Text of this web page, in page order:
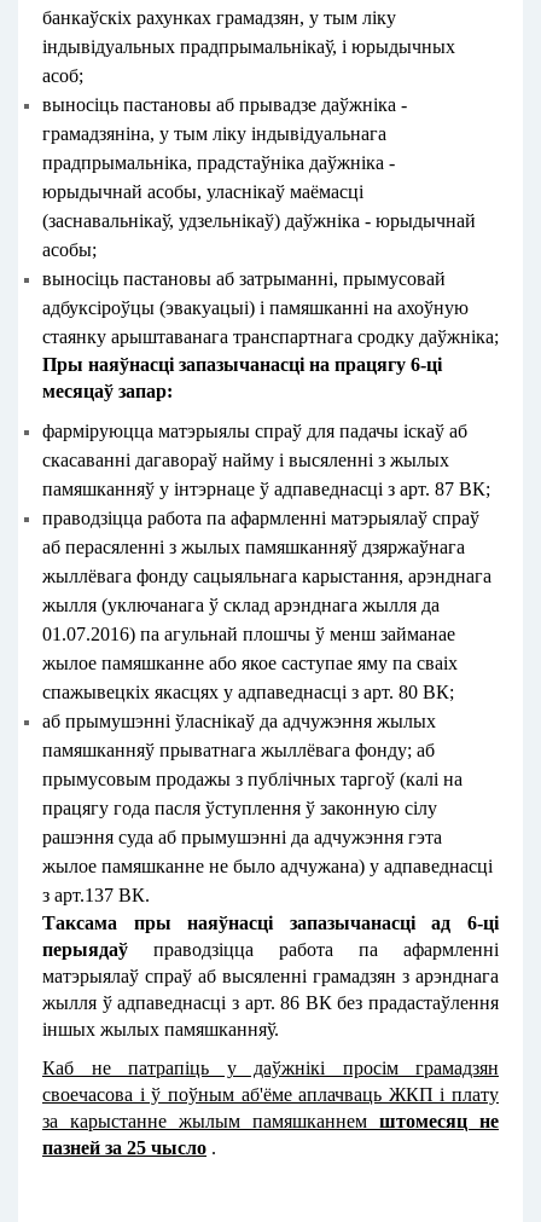
банкаўскіх рахунках грамадзян, у тым ліку
індывідуальных прадпрымальнікаў, і юрыдычных
асоб;
выносіць пастановы аб прывадзе даўжніка -
грамадзяніна, у тым ліку індывідуальнага
прадпрымальніка, прадстаўніка даўжніка -
юрыдычнай асобы, уласнікаў маёмасці
(заснавальнікаў, удзельнікаў) даўжніка - юрыдычнай
асобы;
выносіць пастановы аб затрыманні, прымусовай
адбуксіроўцы (эвакуацыі) і памяшканні на ахоўную
стаянку арыштаванага транспартнага сродку даўжніка;
Пры наяўнасці запазычанасці на працягу 6-ці
месяцаў запар:
фарміруюцца матэрыялы спраў для падачы іскаў аб
скасаванні дагавораў найму і высяленні з жылых
памяшканняў у інтэрнаце ў адпаведнасці з арт. 87 ВК;
праводзіцца работа па афармленні матэрыялаў спраў
аб перасяленні з жылых памяшканняў дзяржаўнага
жыллёвага фонду сацыяльнага карыстання, арэнднага
жылля (уключанага ў склад арэнднага жылля да
01.07.2016) па агульнай плошчы ў менш займанае
жылое памяшканне або якое саступае яму па сваіх
спажывецкіх якасцях у адпаведнасці з арт. 80 ВК;
аб прымушэнні ўласнікаў да адчужэння жылых
памяшканняў прыватнага жыллёвага фонду; аб
прымусовым продажы з публічных таргоў (калі на
працягу года пасля ўступлення ў законную сілу
рашэння суда аб прымушэнні да адчужэння гэта
жылое памяшканне не было адчужана) у адпаведнасці
з арт.137 ВК.
Таксама пры наяўнасці запазычанасці ад 6-ці
перыядаў праводзіцца работа па афармленні
матэрыялаў спраў аб высяленні грамадзян з арэнднага
жылля ў адпаведнасці з арт. 86 ВК без прадастаўлення
іншых жылых памяшканняў.
Каб не патрапіць у даўжнікі просім грамадзян
своечасова і ў поўным аб'ёме аплачваць ЖКП і плату
за карыстанне жылым памяшканнем штомесяц не
пазней за 25 чысло .